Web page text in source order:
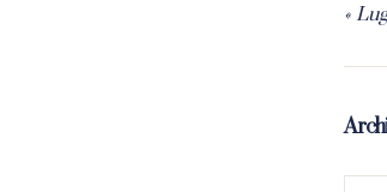
« Lug